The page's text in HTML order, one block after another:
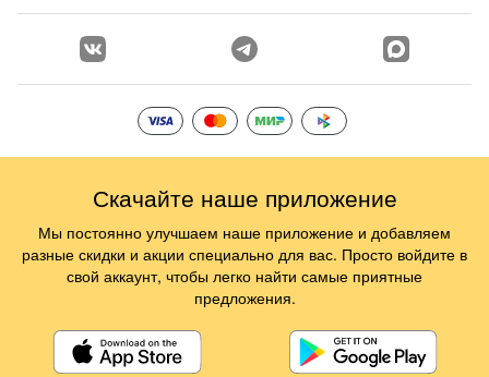
Скачайте наше приложение
Мы постоянно улучшаем наше приложение и добавляем
разные скидки и акции специально для вас. Просто войдите в
свой аккаунт, чтобы легко найти самые приятные
предложения.